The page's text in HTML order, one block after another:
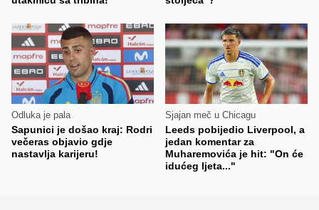
Odluka je pala
Sapunici je došao kraj: Rodri
večeras objavio gdje
nastavlja karijeru!
Sjajan meč u Chicagu
Leeds pobijedio Liverpool, a
jedan komentar za
Muharemovića je hit: "On će
idućeg ljeta..."